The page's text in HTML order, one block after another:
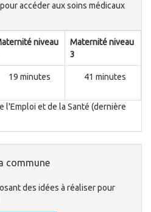
accéder aux soins médicaux
niveau
Maternité niveau
3
19 minutes 41 minutes
l'Emploi et de la Santé (dernière
commune
des idées à réaliser pour